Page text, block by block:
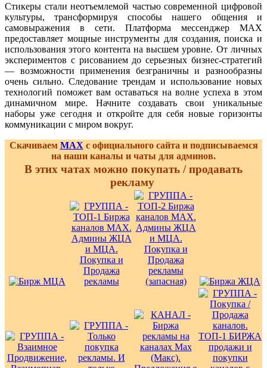
Стикеры стали неотъемлемой частью современной цифровой
культуры, трансформируя способы нашего общения и
самовыражения в сети. Платформа мессенджер MAX
предоставляет мощные инструменты для создания, поиска и
использования этого контента на высшем уровне. От личных
экспериментов с рисованием до серьезных бизнес-стратегий
— возможности применения безграничны и разнообразны
очень сильно. Следование трендам и использование новых
технологий поможет вам оставаться на волне успеха в этом
динамичном мире. Начните создавать свои уникальные
наборы уже сегодня и откройте для себя новые горизонты
коммуникации с миром вокруг.
Скачиваем MAX с официального сайта и подписываемся
на наши каналы и чаты для админов.
В этих чатах можно покупать / продавать
рекламу